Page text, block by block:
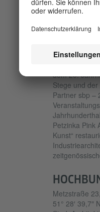
Von 1842 bis
Bochumer
hergestellt.
Topografie.
dem 20.
Stege und
Partner sbp –
Petzinka Pink
Kunst“
Metzstraße
51° 28′ 39,7″